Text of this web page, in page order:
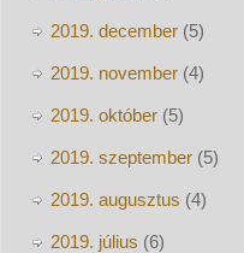
2019. december(5)
2019. november(4)
2019. október(5)
2019. szeptember(5)
2019. augusztus (4)
2019. július (6)